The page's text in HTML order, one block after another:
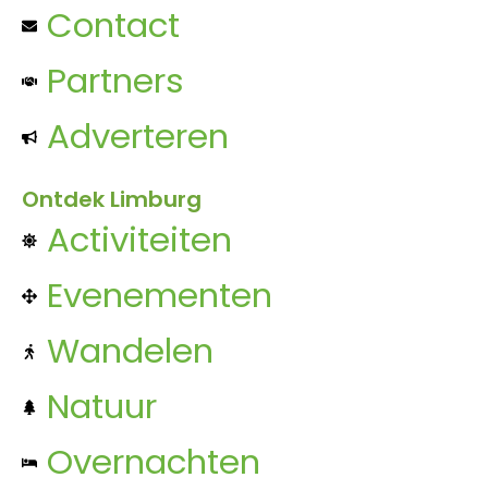
Contact
Partners
Adverteren
Ontdek Limburg
Activiteiten
Evenementen
Wandelen
Natuur
Overnachten